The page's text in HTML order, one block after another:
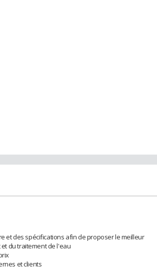
et des spécifications afin de proposer le meilleur
du traitement de l'eau
et clients